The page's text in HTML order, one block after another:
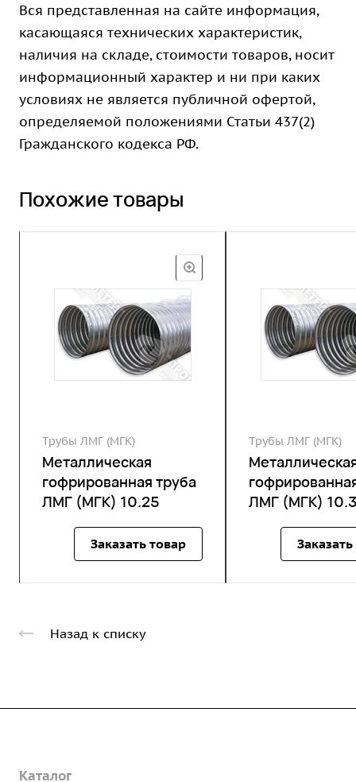
Вся представленная на сайте информация,
касающаяся технических характеристик,
наличия на складе, стоимости товаров, носит
информационный характер и ни при каких
условиях не является публичной офертой,
определяемой положениями Статьи 437(2)
Гражданского кодекса РФ.
Похожие товары
Трубы ЛМГ (МГК)
Металлическая
гофрированная труба
ЛМГ (МГК) 10.25
Заказать товар
Трубы ЛМГ (МГК)
ЛМГ (МГК)
Назад к списку
О предприятии
Каталог